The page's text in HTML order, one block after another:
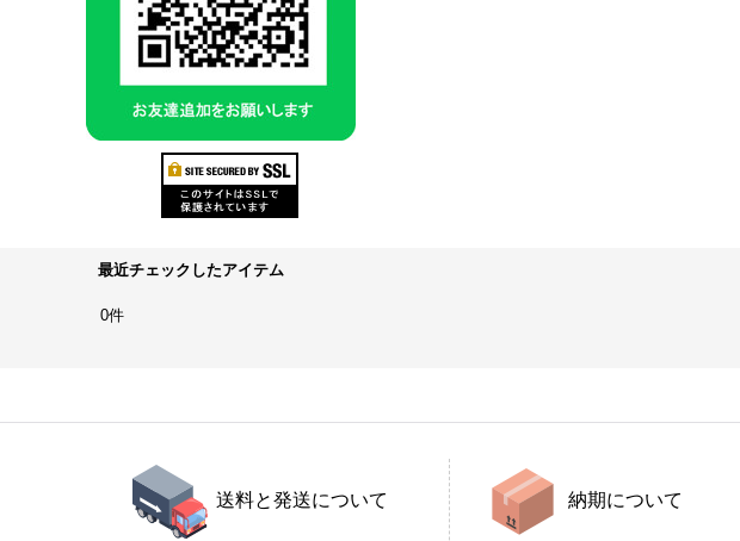
最近チェックしたアイテム
0件
送料と発送について 納期について